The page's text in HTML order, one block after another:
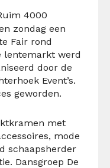
4000
zondag een
Fair rond
lentemarkt werd
door de
Event’s.
geworden.
met
mode
schaapsherder
Dansgroep De